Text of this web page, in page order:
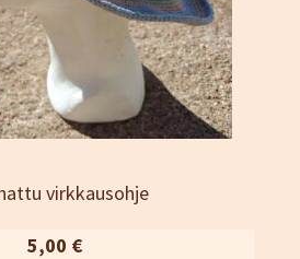
virkkausohje
5,00 €